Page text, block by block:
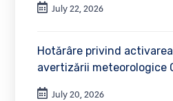
July 22, 2026
Hotărâre privind
avertizării meteorologice
July 20, 2026